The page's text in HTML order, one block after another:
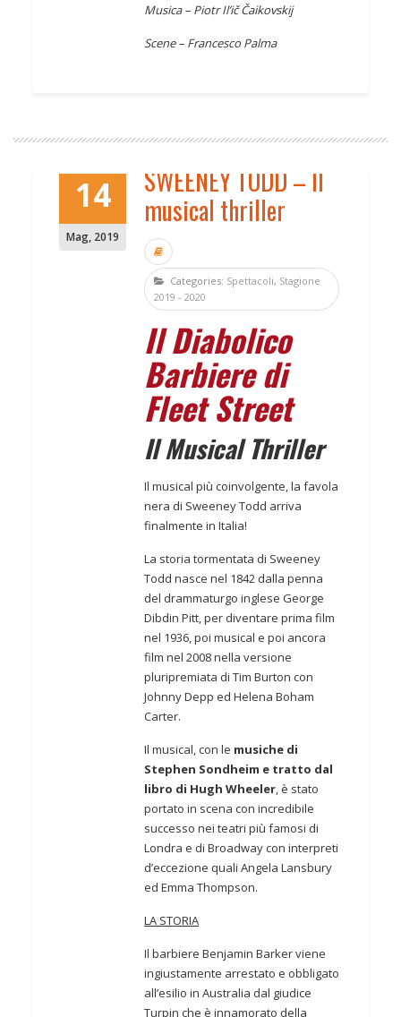
Musica – Piotr Il’ič Čaikovskij
Scene – Francesco Palma
14
Mag, 2019
SWEENEY TODD – Il
musical thriller
Categories: Spettacoli, Stagione
2019 - 2020
Il Diabolico
Barbiere di
Fleet Street
Il Musical Thriller
Il musical più coinvolgente, la favola
nera di Sweeney Todd arriva
finalmente in Italia!
La storia tormentata di Sweeney
Todd nasce nel 1842 dalla penna
del drammaturgo inglese George
Dibdin Pitt, per diventare prima film
nel 1936, poi musical e poi ancora
film nel 2008 nella versione
pluripremiata di Tim Burton con
Johnny Depp ed Helena Boham
Carter.
Il musical, con le musiche di
Stephen Sondheim e tratto dal
libro di Hugh Wheeler, è stato
portato in scena con incredibile
successo nei teatri più famosi di
Londra e di Broadway con interpreti
d’eccezione quali Angela Lansbury
ed Emma Thompson.
LA STORIA
Il barbiere Benjamin Barker viene
ingiustamente arrestato e obbligato
all’esilio in Australia dal giudice
Turpin che è innamorato della